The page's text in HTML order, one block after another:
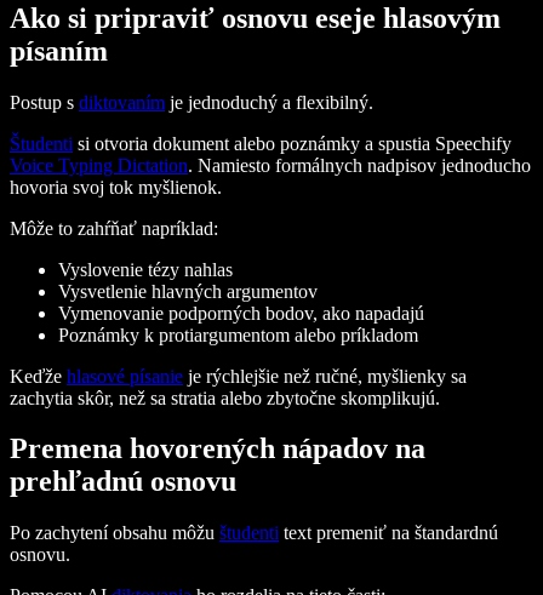
Ako si pripraviť osnovu eseje hlasovým
písaním
Postup s diktovaním je jednoduchý a flexibilný.
Študenti si otvoria dokument alebo poznámky a spustia Speechify
Voice Typing Dictation. Namiesto formálnych nadpisov jednoducho
hovoria svoj tok myšlienok.
Môže to zahŕňať napríklad:
Vyslovenie tézy nahlas
Vysvetlenie hlavných argumentov
Vymenovanie podporných bodov, ako napadajú
Poznámky k protiargumentom alebo príkladom
Keďže hlasové písanie je rýchlejšie než ručné, myšlienky sa
zachytia skôr, než sa stratia alebo zbytočne skomplikujú.
Premena hovorených nápadov na
prehľadnú osnovu
Po zachytení obsahu môžu študenti text premeniť na štandardnú
osnovu.